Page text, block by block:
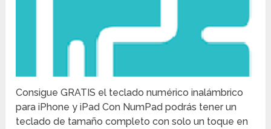
Consigue GRATIS el teclado numérico inalámbrico
para iPhone y iPad Con NumPad podrás tener un
teclado de tamaño completo con solo un toque en